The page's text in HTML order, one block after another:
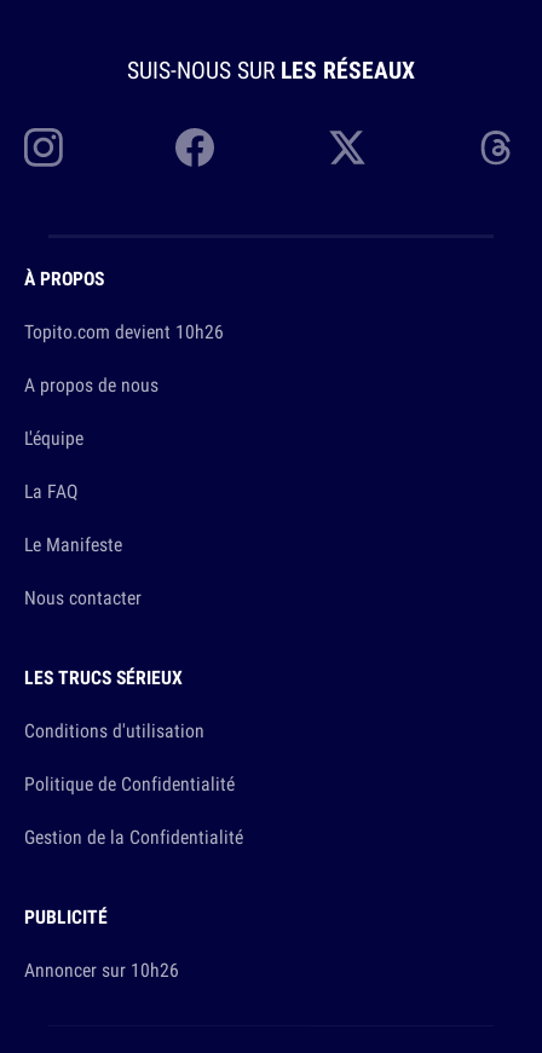
SUIS-NOUS SUR LES RÉSEAUX
À PROPOS
Topito.com devient 10h26
A propos de nous
L'équipe
La FAQ
Le Manifeste
Nous contacter
LES TRUCS SÉRIEUX
Conditions d'utilisation
Politique de Confidentialité
Gestion de la Confidentialité
PUBLICITÉ
Annoncer sur 10h26